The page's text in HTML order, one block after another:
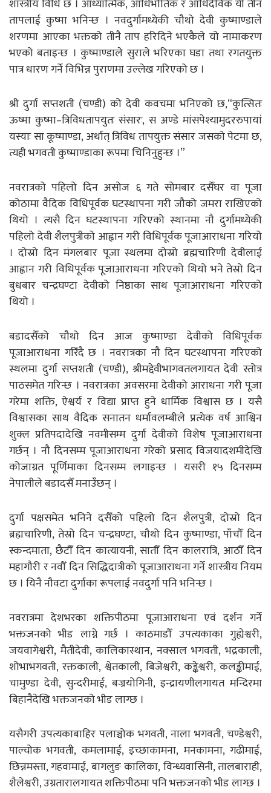
शास्त्रीय विधि छ । आध्यात्मिक, आधिभौतिक र आधिदैविक यी तीन
तापलाई कुष्मा भनिन्छ । नवदुर्गामध्येकी चौथो देवी कुष्माण्डाले
शरणमा आएका भक्तको तीनै ताप हरिदिने भएकैले यो नामाकरण
भएको बताइन्छ । कुष्माण्डाले सुराले भरिएका घडा तथा रगतयुक्त
पात्र धारण गर्ने विभिन्न पुराणमा उल्लेख गरिएको छ ।
श्री दुर्गा सप्तशती (चण्डी) को देवी कवचमा भनिएको छ,“कुत्सितः
ऊष्मा कुष्मा–त्रिविधतापयुतः संसारः, स अण्डे मांसपेश्यामुदररुपायां
यस्याः सा कूष्माण्डा, अर्थात् त्रिविध तापयुक्त संसार जसको पेटमा छ,
त्यही भगवती कुष्माण्डाका रूपमा चिनिनुहुन्छ ।”
नवरात्रको पहिलो दिन असोज ६ गते सोमबार दसैँघर वा पूजा
कोठामा वैदिक विधिपूर्वक घटस्थापना गरी जौको जमरा राखिएको
थियो । त्यसै दिन घटस्थापना गरिएको स्थानमा नौ दुर्गामध्येकी
पहिलो देवी शैलपुत्रीको आह्वान गरी विधिपूर्वक पूजाआराधना गरियो
। दोस्रो दिन मंगलबार पूजा स्थलमा दोस्रो ब्रह्मचारिणी देवीलाई
आह्वान गरी विधिपूर्वक पूजाआराधना गरिएको थियो भने तेस्रो दिन
बुधबार चन्द्रघण्टा देवीको निष्ठाका साथ पूजाआराधना गरिएको
थियो ।
बडादसैँको चौथो दिन आज कुष्माण्डा देवीको विधिपूर्वक
पूजाआराधना गरिँदै छ । नवरात्रका नौ दिन घटस्थापना गरिएको
स्थलमा दुर्गा सप्तशती (चण्डी), श्रीमद्देवीभागवतलगायत देवी स्तोत्र
पाठसमेत गरिन्छ । नवरात्रका अवसरमा देवीको आराधना गरी पूजा
गरेमा शक्ति, ऐश्वर्य र विद्या प्राप्त हुने धार्मिक विश्वास छ । यसै
विश्वासका साथ वैदिक सनातन धर्मावलम्बीले प्रत्येक वर्ष आश्विन
शुक्ल प्रतिपदादेखि नवमीसम्म दुर्गा देवीको विशेष पूजाआराधना
गर्छन् । नौ दिनसम्म पूजाआराधना गरेको प्रसाद विजयादशमीदेखि
कोजाग्रत पूर्णिमाका दिनसम्म लगाइन्छ । यसरी १५ दिनसम्म
नेपालीले बडादसैँ मनाउँछन् ।
दुर्गा पक्षसमेत भनिने दसैँको पहिलो दिन शैलपुत्री, दोस्रो दिन
ब्रह्मचारिणी, तेस्रो दिन चन्द्रघण्टा, चौथो दिन कुष्माण्डा, पाँचौँ दिन
स्कन्दमाता, छैटौँ दिन कात्यायनी, सातौँ दिन कालरात्रि, आठौँ दिन
महागौरी र नवौँ दिन सिद्धिदात्रीको पूजाआराधना गर्ने शास्त्रीय नियम
छ । यिनै नौवटा दुर्गाका रूपलाई नवदुर्गा पनि भनिन्छ ।
नवरात्रमा देशभरका शक्तिपीठमा पूजाआराधना एवं दर्शन गर्ने
भक्तजनको भीड लाग्ने गर्छ । काठमाडौँ उपत्यकाका गुह्येश्वरी,
जयवागेश्वरी, मैतीदेवी, कालिकास्थान, नक्साल भगवती, भद्रकाली,
शोभाभगवती, रक्तकाली, श्वेतकाली, बिजेश्वरी, कङ्केश्वरी, कलङ्कीमाई,
चामुण्डा देवी, सुन्दरीमाई, बज्रयोगिनी, इन्द्रायणीलगायत मन्दिरमा
बिहानैदेखि भक्तजनको भीड लाग्छ ।
यसैगरी उपत्यकाबाहिर पलाञ्चोक भगवती, नाला भगवती, चण्डेश्वरी,
पाल्चोक भगवती, कमलामाई, इच्छाकामना, मनकामना, गढीमाई,
छिन्नमस्ता, गहवामाई, बागलुङ कालिका, विन्ध्यवासिनी, तालबाराही,
शैलेश्वरी, उग्रतारालगायत शक्तिपीठमा पनि भक्तजनको भीड लाग्छ ।